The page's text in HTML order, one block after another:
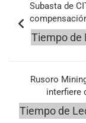
de
entradas
Subasta de
Rusoro
interfiere